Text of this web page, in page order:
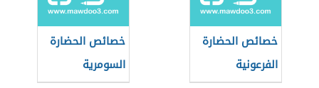
خصائص الحضارة
الفرعونية
خصائص الحضارة
السومرية